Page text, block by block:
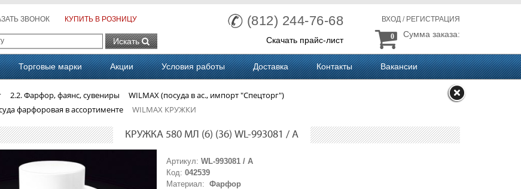
ЗВОНОК КУПИТЬ В РОЗНИЦУ
Искать
(812) 244-76-68
Скачать прайс-лист
ВХОД / РЕГИСТРАЦИЯ
Сумма заказа:
0
Торговые марки Акции Условия работы Доставка Контакты Вакансии
2.2. Фарфор, фаянс, сувениры
WILMAX (посуда в ас., импорт "Спецторг")
фарфоровая в ассортименте
WILMAX КРУЖКИ
КРУЖКА 580 МЛ (6) (36) WL-993081 / A
Артикул:WL-993081 / A
Код:042539
Материал:
Фарфор